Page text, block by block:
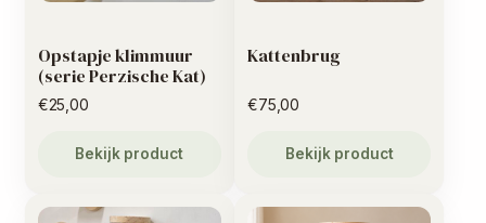
Opstapje klimmuur
(serie Perzische Kat)
€25,00
Bekijk product
Kattenbrug
€75,00
Bekijk product